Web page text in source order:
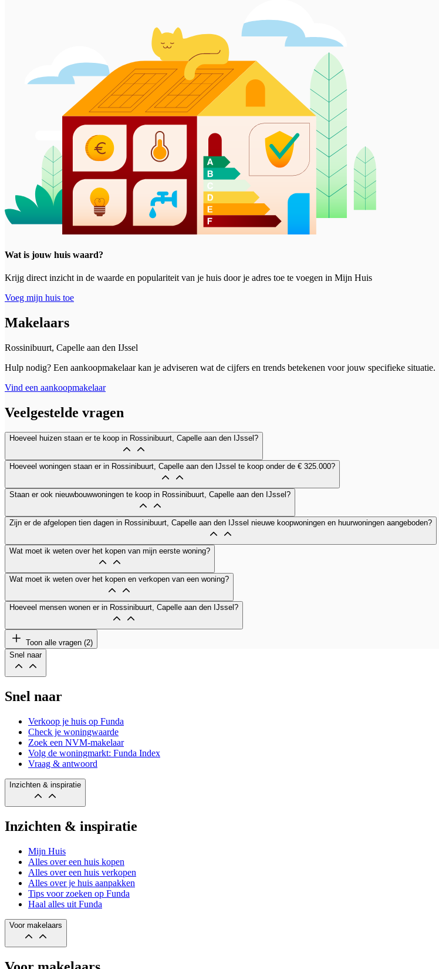
Wat is jouw huis waard?
Krijg direct inzicht in de waarde en populariteit van je huis door je adres toe te voegen in Mijn Huis
Voeg mijn huis toe
Makelaars
Rossinibuurt, Capelle aan den IJssel
Hulp nodig? Een aankoopmakelaar kan je adviseren wat de cijfers en trends betekenen voor jouw specifieke situatie.
Vind een aankoopmakelaar
Veelgestelde vragen
Hoeveel huizen staan er te koop in Rossinibuurt, Capelle aan den IJssel?
Hoeveel woningen staan er in Rossinibuurt, Capelle aan den IJssel te koop onder de € 325.000?
Staan er ook nieuwbouwwoningen te koop in Rossinibuurt, Capelle aan den IJssel?
Zijn er de afgelopen tien dagen in Rossinibuurt, Capelle aan den IJssel nieuwe koopwoningen en huurwoningen aangeboden?
Wat moet ik weten over het kopen van mijn eerste woning?
Wat moet ik weten over het kopen en verkopen van een woning?
Hoeveel mensen wonen er in Rossinibuurt, Capelle aan den IJssel?
Toon alle vragen (2)
Snel naar
Snel naar
Verkoop je huis op Funda
Check je woningwaarde
Zoek een NVM-makelaar
Volg de woningmarkt: Funda Index
Vraag & antwoord
Inzichten & inspiratie
Inzichten & inspiratie
Mijn Huis
Alles over een huis kopen
Alles over een huis verkopen
Alles over je huis aanpakken
Tips voor zoeken op Funda
Haal alles uit Funda
Voor makelaars